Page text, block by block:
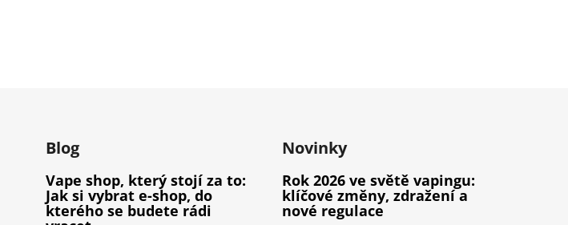
Blog
Vape shop, který stojí za to:
Jak si vybrat e-shop, do
kterého se budete rádi
Novinky
Rok 2026 ve světě vapingu:
klíčové změny, zdražení a
nové regulace